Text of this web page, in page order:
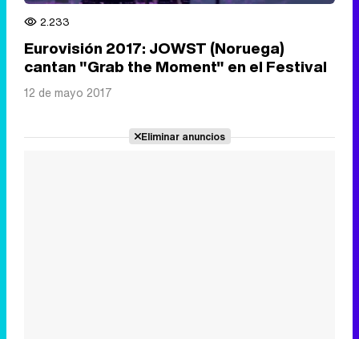
2.233
Eurovisión 2017: JOWST (Noruega)
cantan "Grab the Moment" en el Festival
12 de mayo 2017
Eliminar anuncios